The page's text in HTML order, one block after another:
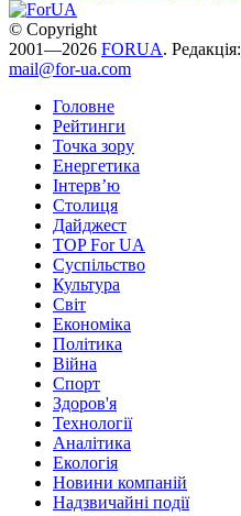
© Copyright
2001—2026 FORUA. Редакція:
mail@for-ua.com
Головне
Рейтинги
Точка зору
Енергетика
Інтерв’ю
Столиця
Дайджест
TOP For UA
Суспiльство
Культура
Світ
Економіка
Політика
Війна
Спорт
Здоров'я
Технології
Аналітика
Екологія
Новини компаній
Надзвичайні події